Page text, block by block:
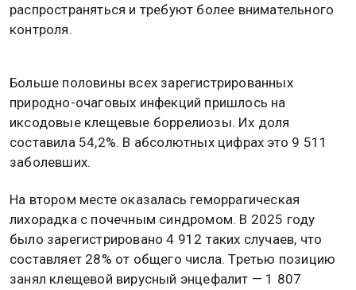
распространяться и требуют более внимательного
контроля.
Больше половины всех зарегистрированных
природно-очаговых инфекций пришлось на
иксодовые клещевые боррелиозы. Их доля
составила 54,2%. В абсолютных цифрах это 9 511
заболевших.
На втором месте оказалась геморрагическая
лихорадка с почечным синдромом. В 2025 году
было зарегистрировано 4 912 таких случаев, что
составляет 28% от общего числа. Третью позицию
занял клещевой вирусный энцефалит — 1 807